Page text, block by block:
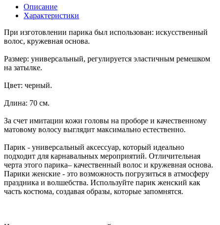
Описание
Характеристики
При изготовлении парика был использован: искусственный
волос, кружевная основа.
Размер: универсальный, регулируется эластичным ремешком
на затылке.
Цвет: черный.
Длина: 70 см.
За счет имитации кожи головы на проборе и качественному
матовому волосу выглядит максимально естественно.
Парик - универсальный аксессуар, который идеально
подходит для карнавальных мероприятий. Отличительная
черта этого парика– качественный волос и кружевная основа.
Парики женские - это возможность погрузиться в атмосферу
праздника и волшебства. Используйте парик женский как
часть костюма, создавая образы, которые запомнятся.